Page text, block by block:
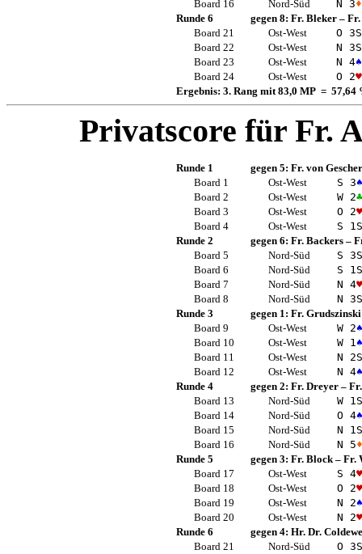
Board 16 Nord-Süd N 3♦
Runde 6
gegen 8: Fr. Bleker– Fr.
Board 21
Ost-West O 3
Board 22
Ost-West N 3
Board 23
Ost-West N 4♠
Board 24
Ost-West O 2♥
Ergebnis: 3. Rang mit 83,0 MP = 57,64
Privatscore für Fr.
Runde 1 gegen 5: Fr. von Gescher
Board 1
Ost-West S 3♠
Board 2
Ost-West W 2♣
Board 3
Ost-West O 2♥
Board 4
Ost-West S 1
Runde 2
gegen 6: Fr. Backers–
Board 5
Nord-Süd S 3
Board 6
Nord-Süd S 1
Board 7
Nord-Süd N 4♥
Board 8
Nord-Süd N 3
Runde 3
gegen 1: Fr. Grudszinski
Board 9
Ost-West W 2♠
Board 10
Ost-West W 1♠
Board 11
Ost-West N 2
Board 12
Ost-West N 4♠
Runde 4
gegen 2: Fr. Dreyer–
Board 13
Nord-Süd W 1
Board 14
Nord-Süd O 4♠
Board 15
Nord-Süd N 1
Board 16
Nord-Süd N 5♦
Runde 5
gegen 3: Fr. Block– Fr.
Board 17
Ost-West S 4♥
Board 18
Ost-West O 2♥
Board 19
Ost-West N 2♠
Board 20
Ost-West N 2♥
Runde 6
gegen 4: Hr. Dr.
Board 21
Nord-Süd O 3